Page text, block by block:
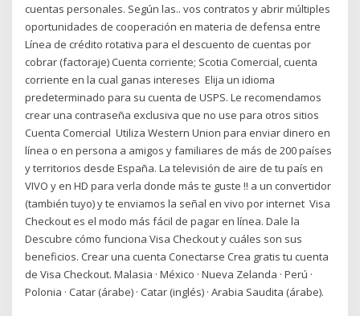
cuentas personales. Según las.. vos contratos y abrir múltiples
oportunidades de cooperación en materia de defensa entre
Línea de crédito rotativa para el descuento de cuentas por
cobrar (factoraje) Cuenta corriente; Scotia Comercial, cuenta
corriente en la cual ganas intereses Elija un idioma
predeterminado para su cuenta de USPS. Le recomendamos
crear una contraseña exclusiva que no use para otros sitios
Cuenta Comercial Utiliza Western Union para enviar dinero en
línea o en persona a amigos y familiares de más de 200 países
y territorios desde España. La televisión de aire de tu país en
VIVO y en HD para verla donde más te guste !! a un convertidor
(también tuyo) y te enviamos la señal en vivo por internet Visa
Checkout es el modo más fácil de pagar en línea. Dale la
Descubre cómo funciona Visa Checkout y cuáles son sus
beneficios. Crear una cuenta Conectarse Crea gratis tu cuenta
de Visa Checkout. Malasia · México · Nueva Zelanda · Perú ·
Polonia · Catar (árabe) · Catar (inglés) · Arabia Saudita (árabe).